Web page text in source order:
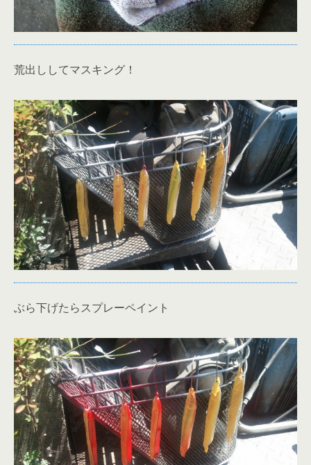
荒出ししてマスキング！
ぶら下げたらスプレーペイント